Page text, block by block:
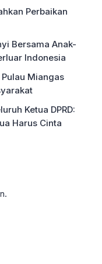
Perbaikan
Bersama Anak-
Indonesia
Miangas
Ketua DPRD:
Harus Cinta